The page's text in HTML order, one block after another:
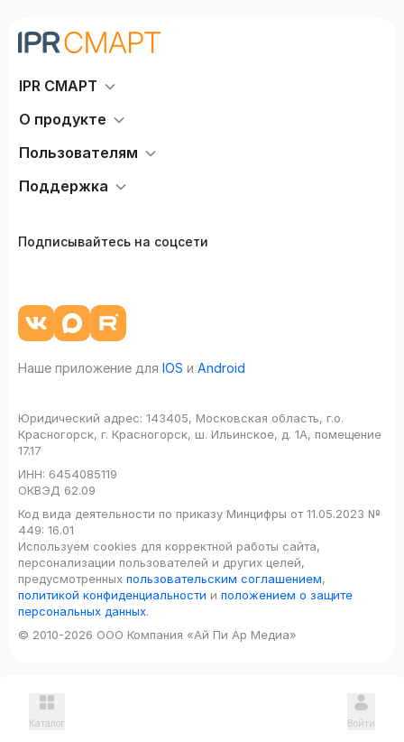
IPR СМАРТ
О продукте
Пользователям
Поддержка
Подписывайтесь на соцсети
Наше приложение для IOS и Android
Юридический адрес: 143405, Московская область, г.о.
Красногорск, г. Красногорск, ш. Ильинское, д. 1А, помещение
17.17
ИНН: 6454085119
ОКВЭД 62.09
Код вида деятельности по приказу Минцифры от 11.05.2023 №
449: 16.01
Используем cookies для корректной работы сайта,
персонализации пользователей и других целей,
предусмотренных пользовательским соглашением,
политикой конфиденциальности и положением о защите
персональных данных.
© 2010-2026 ООО Компания «Ай Пи Ар Медиа»
Каталог Войти